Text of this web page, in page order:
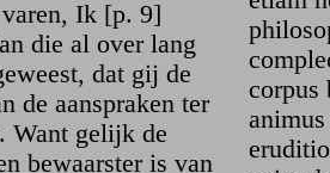
Ik [p. 9]
die al over lang
dat gij de
de aanspraken ter
Want gelijk de
bewaarster is van
corpus